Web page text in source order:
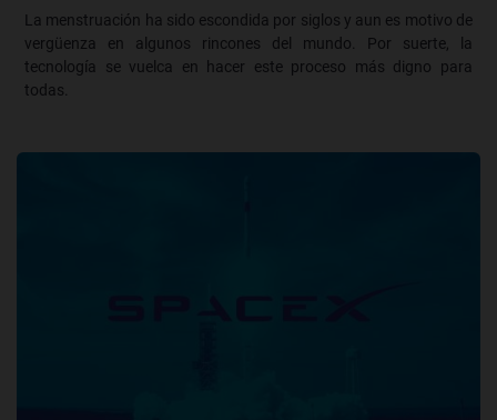
La menstruación ha sido escondida por siglos y aun es motivo de
vergüenza en algunos rincones del mundo. Por suerte, la
tecnología se vuelca en hacer este proceso más digno para
todas.